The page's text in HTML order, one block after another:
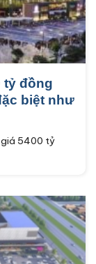
tỷ đồng
biệt như
giá 5400 tỷ